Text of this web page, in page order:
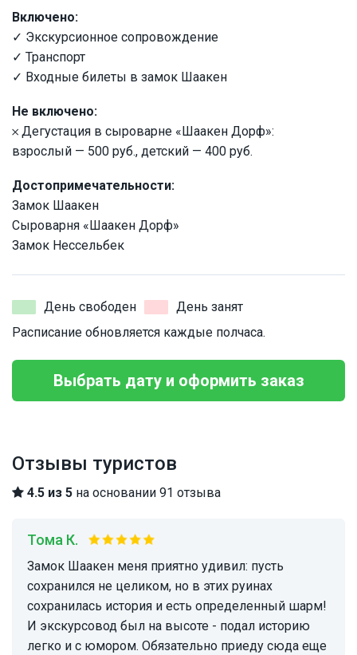
Включено:
✓ Экскурсионное сопровождение
✓ Транспорт
✓ Входные билеты в замок Шаакен
Не включено:
𐄂 Дегустация в сыроварне «Шаакен Дорф»:
взрослый — 500 руб., детский — 400 руб.
Достопримечательности:
Замок Шаакен
Cыроварня «Шаакен Дорф»
Замок Нессельбек
День свободен
День занят
Расписание обновляется каждые полчаса.
Выбрать дату и оформить заказ
Отзывы туристов
4.5 из 5 на основании 91 отзыва
Тома К.
Замок Шаакен меня приятно удивил: пусть
сохранился не целиком, но в этих руинах
сохранилась история и есть определенный шарм!
И экскурсовод был на высоте - подал историю
легко и с юмором. Обязательно приеду сюда еще